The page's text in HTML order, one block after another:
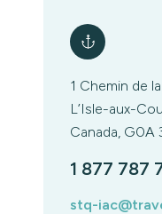
1 Chemin de
L’Isle-aux-
Canada, G0A
1 877 787
stq-